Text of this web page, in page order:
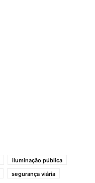
iluminação pública
segurança viária